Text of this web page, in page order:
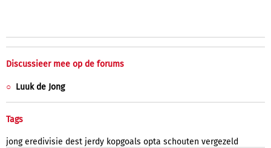
Discussieer mee op de forums
Luuk de Jong
Tags
jong eredivisie dest jerdy kopgoals opta schouten vergezeld